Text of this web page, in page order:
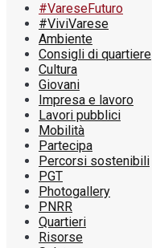
#VareseFuturo
#ViviVarese
Ambiente
Consigli di quartiere
Cultura
Giovani
Impresa e lavoro
Lavori pubblici
Mobilità
Partecipa
Percorsi sostenibili
PGT
Photogallery
PNRR
Quartieri
Risorse